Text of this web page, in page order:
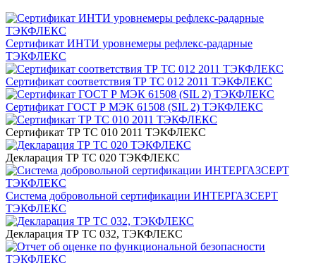
Сертификат ИНТИ уровнемеры рефлекс-радарные
ТЭКФЛЕКС
Сертификат соответствия ТР ТС 012 2011 ТЭКФЛЕКС
Сертификат ГОСТ Р МЭК 61508 (SIL 2) ТЭКФЛЕКС
Сертификат ТР ТС 010 2011 ТЭКФЛЕКС
Декларация ТР ТС 020 ТЭКФЛЕКС
Система добровольной сертификации ИНТЕРГАЗСЕРТ
ТЭКФЛЕКС
Декларация ТР ТС 032, ТЭКФЛЕКС